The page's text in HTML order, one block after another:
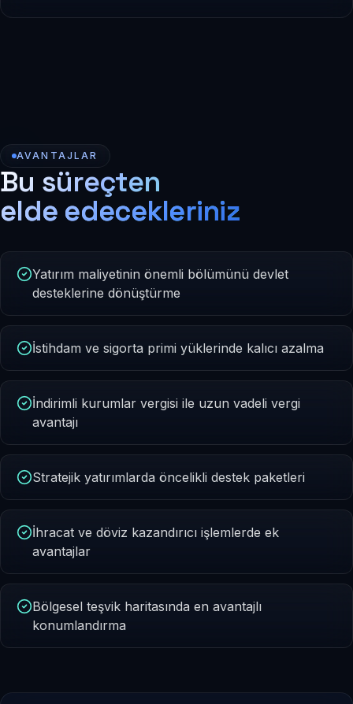
AVANTAJLAR
Bu süreçten
elde edecekleriniz
Yatırım maliyetinin önemli bölümünü devlet
desteklerine dönüştürme
İstihdam ve sigorta primi yüklerinde kalıcı azalma
İndirimli kurumlar vergisi ile uzun vadeli vergi
avantajı
Stratejik yatırımlarda öncelikli destek paketleri
İhracat ve döviz kazandırıcı işlemlerde ek
avantajlar
Bölgesel teşvik haritasında en avantajlı
konumlandırma